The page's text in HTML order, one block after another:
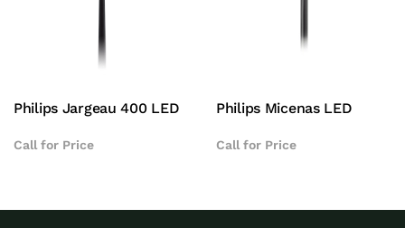
Philips Jargeau 400 LED
Call for Price
Philips Micenas LED
Call for Price